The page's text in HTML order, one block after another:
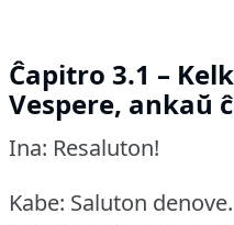
Ĉapitro 3.1 –
Vespere, ankaŭ
Ina: Resaluton!
Kabe: Saluton denove.